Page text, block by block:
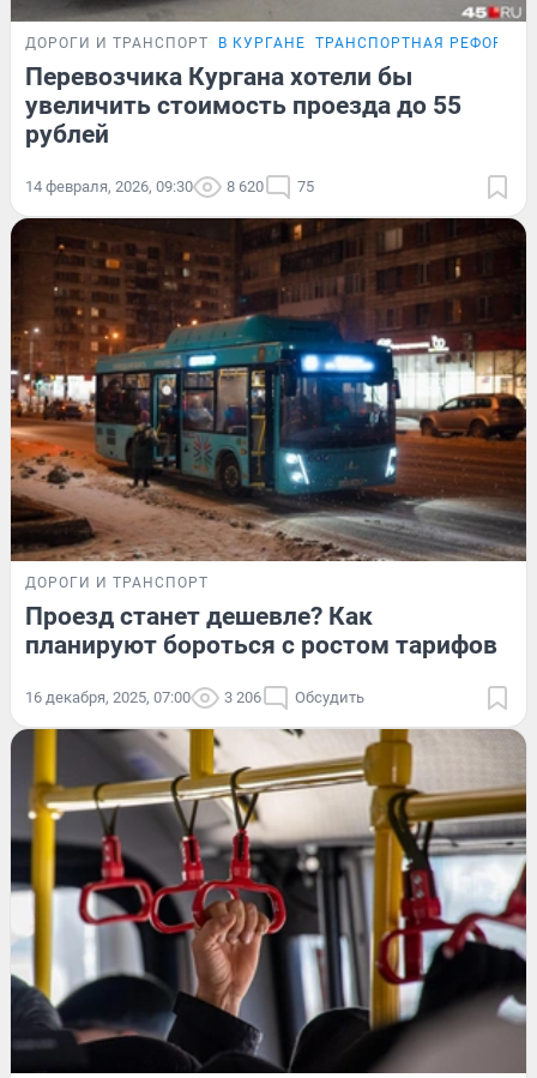
ДОРОГИ И ТРАНСПОРТ В КУРГАНЕ ТРАНСПОРТНАЯ РЕФОРМА
Перевозчика Кургана хотели бы
увеличить стоимость проезда до 55
рублей
14 февраля, 2026, 09:30 8 620 75
ДОРОГИ И ТРАНСПОРТ
Проезд станет дешевле? Как
планируют бороться с ростом тарифов
16 декабря, 2025, 07:00 3 206 Обсудить